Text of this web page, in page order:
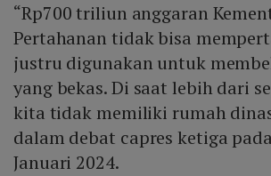
“Rp700 triliun anggaran
Pertahanan tidak bisa
justru digunakan untuk
yang bekas. Di saat lebih dari
kita tidak memiliki rumah
dalam debat capres ketiga
Januari 2024.